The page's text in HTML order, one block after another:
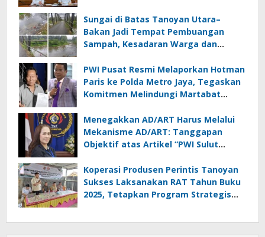
Sungai di Batas Tanoyan Utara–
Bakan Jadi Tempat Pembuangan
Sampah, Kesadaran Warga dan
PWI Pusat Resmi Melaporkan Hotman
Paris ke Polda Metro Jaya, Tegaskan
Komitmen Melindungi Martabat
Menegakkan AD/ART Harus Melalui
Mekanisme AD/ART: Tanggapan
Objektif atas Artikel “PWI Sulut
Melanggar Aturan”
Koperasi Produsen Perintis Tanoyan
Sukses Laksanakan RAT Tahun Buku
2025, Tetapkan Program Strategis